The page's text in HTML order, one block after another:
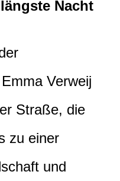
Nacht
Verweij
Straße, die
zu einer
und